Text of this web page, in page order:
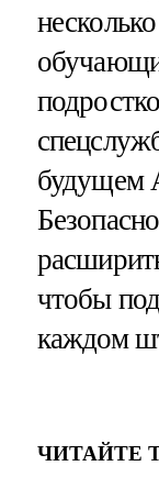
будущем
чтобы
каждом
ЧИТАЙТЕ